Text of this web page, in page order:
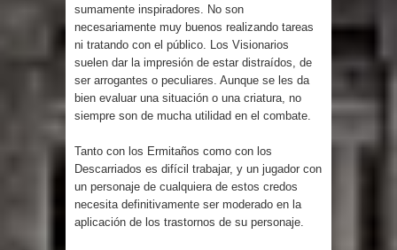
sumamente inspiradores. No son
necesariamente muy buenos realizando tareas
ni tratando con el público. Los Visionarios
suelen dar la impresión de estar distraídos, de
ser arrogantes o peculiares. Aunque se les da
bien evaluar una situación o una criatura, no
siempre son de mucha utilidad en el combate.
Tanto con los Ermitaños como con los
Descarriados es difícil trabajar, y un jugador con
un personaje de cualquiera de estos credos
necesita definitivamente ser moderado en la
aplicación de los trastornos de su personaje.